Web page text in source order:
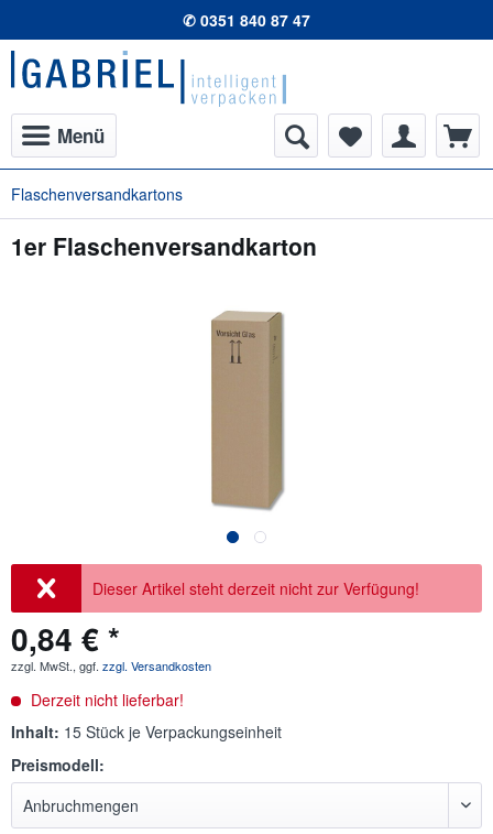
✆ 0351 840 87 47
Menü
Flaschenversandkartons
1er Flaschenversandkarton
Dieser Artikel steht derzeit nicht zur Verfügung!
0,84 € *
zzgl. MwSt., ggf. zzgl. Versandkosten
Derzeit nicht lieferbar!
Inhalt: 15 Stück je Verpackungseinheit
Preismodell: